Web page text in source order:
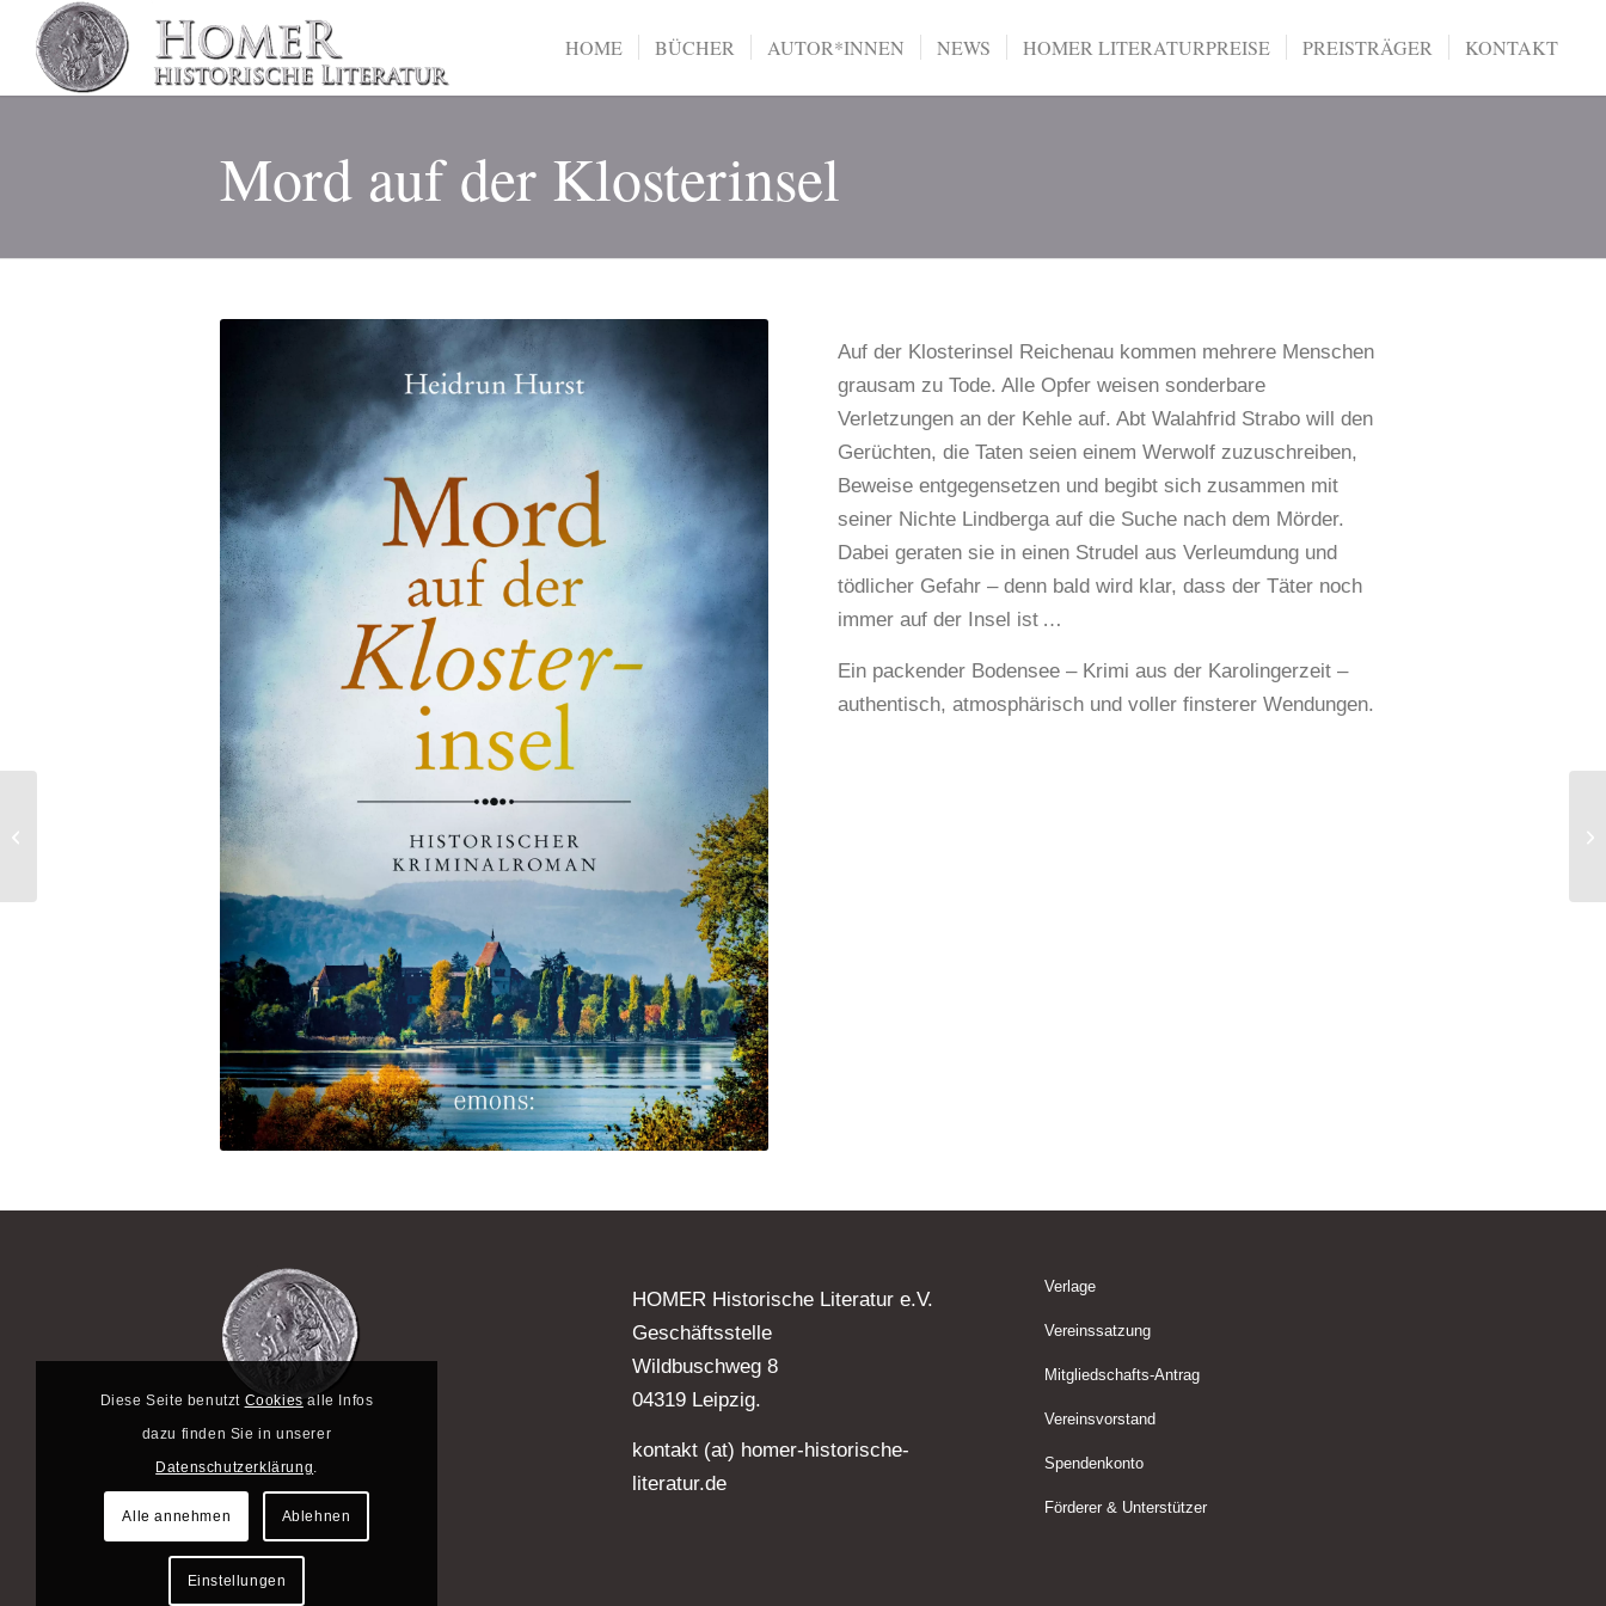
HOME BÜCHER AUTOR*INNEN NEWS HOMER LITERATURPREISE PREISTRÄGER KONTAKT
Mord auf der Klosterinsel
Auf der Klosterinsel Reichenau kommen mehrere Menschen
grausam zu Tode. Alle Opfer weisen sonderbare
Verletzungen an der Kehle auf. Abt Walahfrid Strabo will den
Gerüchten, die Taten seien einem Werwolf zuzuschreiben,
Beweise entgegensetzen und begibt sich zusammen mit
seiner Nichte Lindberga auf die Suche nach dem Mörder.
Dabei geraten sie in einen Strudel aus Verleumdung und
tödlicher Gefahr – denn bald wird klar, dass der Täter noch
immer auf der Insel ist …
Ein packender Bodensee – Krimi aus der Karolingerzeit –
authentisch, atmosphärisch und voller finsterer Wendungen.
HOMER Historische Literatur e.V.
Geschäftsstelle
Wildbuschweg 8
04319 Leipzig.
kontakt (at) homer-historische-
literatur.de
Verlage
Vereinssatzung
Mitgliedschafts-Antrag
Vereinsvorstand
Spendenkonto
Förderer & Unterstützer
Diese Seite benutzt Cookiesalle Infos
dazu finden Sie in unserer
Datenschutzerklärung
Alle annehmen Ablehnen
Einstellungen